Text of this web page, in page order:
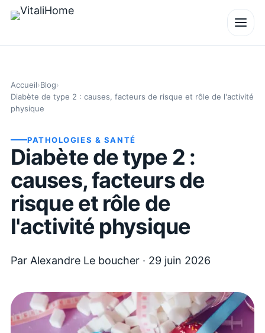
Accueil›Blog›
Diabète de type 2 : causes, facteurs de risque et rôle de l'activité
physique
PATHOLOGIES & SANTÉ
Diabète de type 2 :
causes, facteurs de
risque et rôle de
l'activité physique
Par Alexandre Le boucher · 29 juin 2026